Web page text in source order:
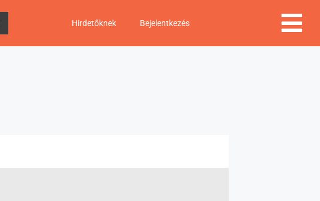
Hirdetőknek Bejelentkezés